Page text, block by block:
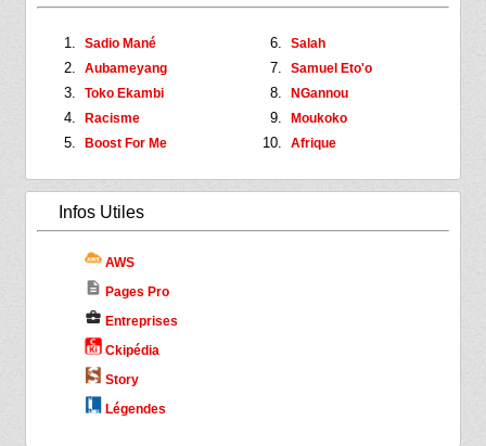
Sadio Mané
Aubameyang
Toko Ekambi
Racisme
Boost For Me
Salah
Samuel Eto'o
NGannou
Moukoko
Afrique
Infos Utiles
AWS
description Pages Pro
business_center Entreprises
Ckipédia
Story
Légendes